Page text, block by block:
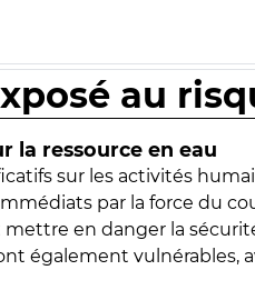
au
la ressource en eau
sur les activités
par la force du
en danger la
également vulnérables,